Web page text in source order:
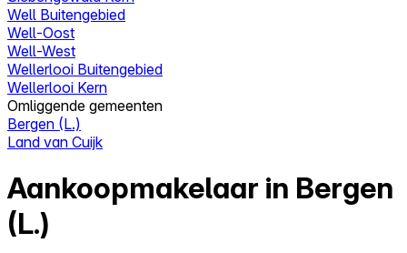
Well Buitengebied
Well-Oost
Well-West
Wellerlooi Buitengebied
Wellerlooi Kern
Omliggende gemeenten
Bergen (L.)
Land van Cuijk
Aankoopmakelaar in Bergen
(L.)